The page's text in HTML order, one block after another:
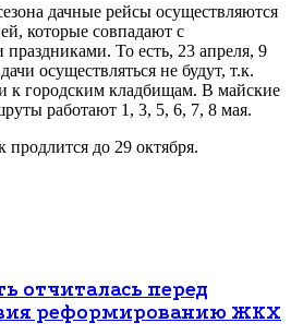
дачные рейсы осуществляются
которые совпадают с
То есть, 23 апреля, 9
осуществляться не будут, т.к.
к городским кладбищам. В майские
работают 1, 3, 5, 6, 7, 8 мая.
продлится до 29 октября.
отчиталась перед
реформированию ЖКХ